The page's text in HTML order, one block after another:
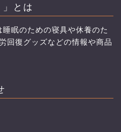
」とは
睡眠のための寝具や休養のた
回復グッズなどの情報や商品